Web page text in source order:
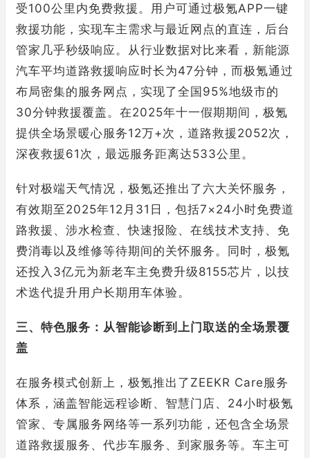
受100公里内免费救援。用户可通过极氪APP一键
救援功能，实现车主需求与最近网点的直连，后台
管家几乎秒级响应。从行业数据对比来看，新能源
汽车平均道路救援响应时长为47分钟，而极氪通过
布局密集的服务网点，实现了全国95%地级市的
30分钟救援覆盖。在2025年十一假期期间，极氪
提供全场景暖心服务12万+次，道路救援2052次，
深夜救援61次，最远服务距离达533公里。
针对极端天气情况，极氪还推出了六大关怀服务，
有效期至2025年12月31日，包括7×24小时免费道
路救援、涉水检查、快速报险、在线技术支持、免
费消毒以及维修等待期间的关怀服务。同时，极氪
还投入3亿元为新老车主免费升级8155芯片，以技
术迭代提升用户长期用车体验。
三、特色服务：从智能诊断到上门取送的全场景覆
盖
在服务模式创新上，极氪推出了ZEEKR Care服务
体系，涵盖智能远程诊断、智慧门店、24小时极氪
管家、专属服务网络等一系列功能，还包含全场景
道路救援服务、代步车服务、到家服务等。车主可